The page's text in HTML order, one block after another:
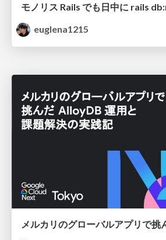
euglena1215